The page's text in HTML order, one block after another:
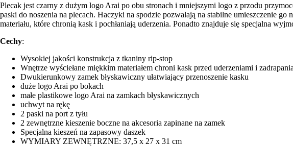
Plecak jest czarny z dużym logo Arai po obu stronach i mniejszymi logo z przodu
paski do noszenia na plecach. Haczyki na spodzie pozwalają na stabilne umieszczenie
materiału, które chronią kask i pochłaniają uderzenia. Ponadto znajduje się specjalna
Cechy:
Wysokiej jakości konstrukcja z tkaniny rip-stop
Wnętrze wyściełane miękkim materiałem chroni kask przed uderzeniami i
Dwukierunkowy zamek błyskawiczny ułatwiający przenoszenie kasku
duże logo Arai po bokach
małe plastikowe logo Arai na zamkach błyskawicznych
uchwyt na rękę
2 paski na port z tyłu
2 zewnętrzne kieszenie boczne na akcesoria zapinane na zamek
Specjalna kieszeń na zapasowy daszek
WYMIARY ZEWNĘTRZNE: 37,5 x 27 x 31 cm